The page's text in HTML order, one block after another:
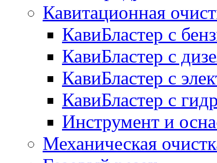
Кавитационная
КавиБластер с
КавиБластер с
КавиБластер с
КавиБластер с
Инструмент и
Механическая